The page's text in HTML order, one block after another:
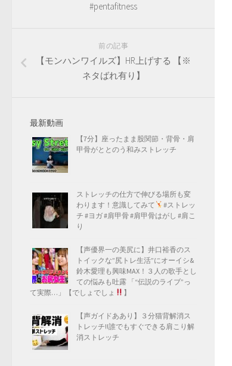
#pentafitness
前の記事
【モンハンワイルズ】HR上げする 【※
ネタばれ有り】
最新動画
【7分】座ったまま股関節・背骨・肩
甲骨がととのう和みストレッチ
ストレッチの仕方で伸びる場所も変
わります！意識してみて
#ストレッ
チ #ヨガ #肩甲骨 #肩甲骨はがし #肩こ
り
【声優界一の美尻に】井口裕香のス
トイックな”尻トレ生活”にオーイシ&
鈴木愛理も興味MAX！３人の歌手とし
ての悩みも吐露 「“伝説のライブ”っ
て実際…」【でしょでしょ
】
【声ガイドああり】３分猫背解消ス
トレッチ!!誰でもすぐできる肩こり解
消ストレッチ